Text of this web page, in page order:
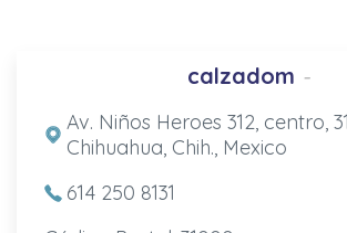
calzadom -
Av. Niños Heroes 312, centro,
Chihuahua, Chih., Mexico
614 250 8131